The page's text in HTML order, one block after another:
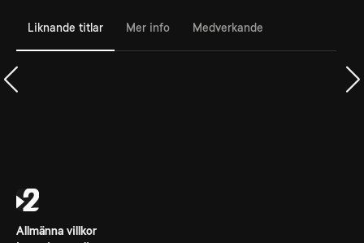
Liknande titlar Mer info Medverkande
Allmänna villkor